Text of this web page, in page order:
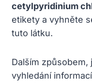
cetylpyridinium
etikety a vyhněte
tuto látku.
Dalším způsobem,
vyhledání